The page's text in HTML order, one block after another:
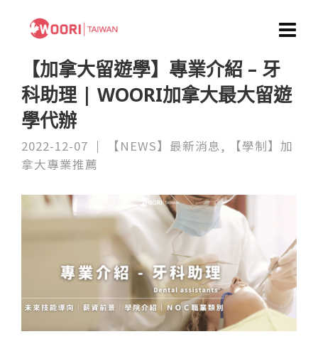
【加拿大留遊學】專業介紹 – 牙
科助理 | WOORI加拿大最大留遊
學代辦
2022-12-07 【NEWS】最新消息,
【學制】加
拿大專業推薦